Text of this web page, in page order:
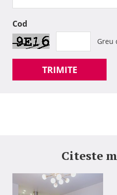
Cod
Greu
TRIMITE
Citeste